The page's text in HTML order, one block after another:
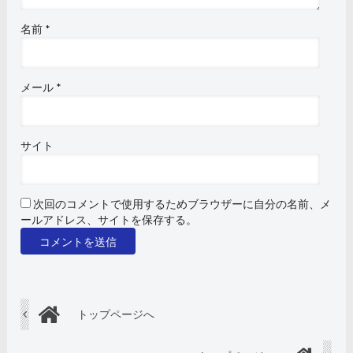
名前 *
メール *
サイト
次回のコメントで使用するためブラウザーに自分の名前、メ
ールアドレス、サイトを保存する。
トップページへ